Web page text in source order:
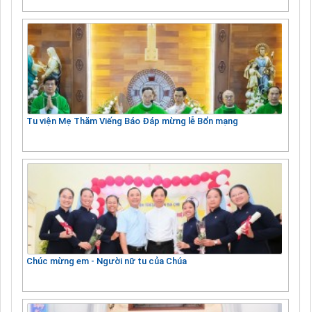
Tu viện Mẹ Thăm Viếng Báo Đáp mừng lễ Bổn mạng
Chúc mừng em - Người nữ tu của Chúa